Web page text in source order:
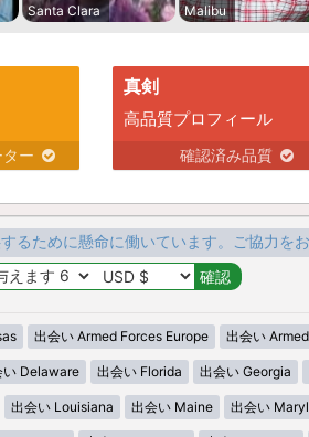
Santa Clara
Malibu
ー
真剣
高品質プロフィール
確認済み品質
るために懸命に働いています。ご協力を
出会い Armed Forces Europe 出会い
い Delaware 出会い Florida 出会い Georgia
出会い Louisiana 出会い Maine 出会い